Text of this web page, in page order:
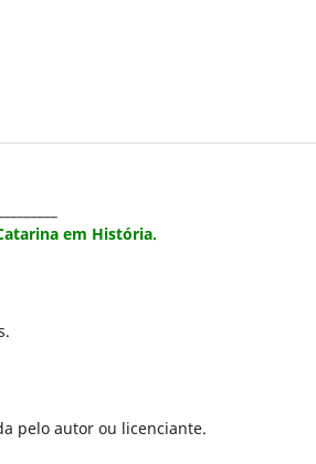
em História.
pelo autor ou licenciante.